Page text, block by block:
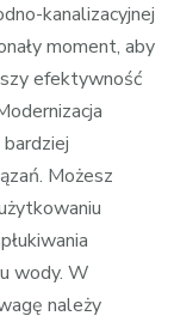
kanalizacyjnej
moment, aby
efektywność
Możesz
wody. W
należy